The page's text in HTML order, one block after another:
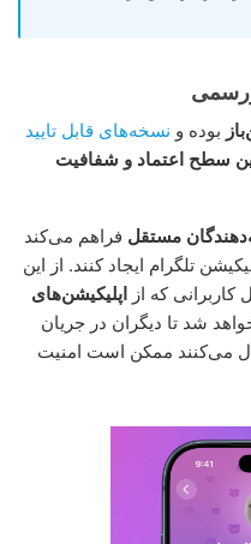
بوده و نسخه‌های قابل تایید
سطح اعتماد و شفافیت
مستقل فراهم می‌کند
تلگرام ایجاد کنند. از این
کاربرانی که از اپلیکیشن‌های
شد تا دیگران در جریان
می‌کنند ممکن است امنیت